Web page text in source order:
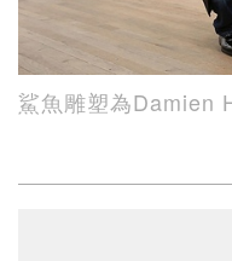
鯊魚雕塑為Damien